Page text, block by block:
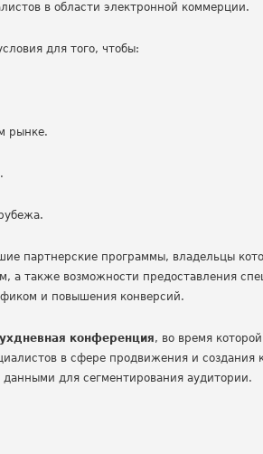
в области электронной коммерции.
для того, чтобы:
рынке.
партнерские программы, владельцы
а также возможности предоставления
и повышения конверсий.
конференция, во время
в сфере продвижения и создания
для сегментирования аудитории.